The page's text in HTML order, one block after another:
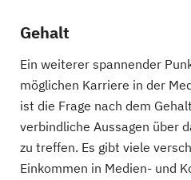
Gehalt
Ein weiterer spannender
möglichen Karriere in der
ist die Frage nach dem
verbindliche Aussagen über
zu treffen. Es gibt viele
Einkommen in Medien- und